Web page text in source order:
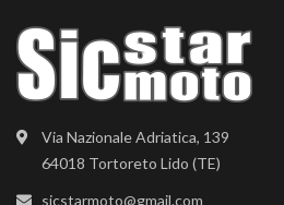
Via Nazionale Adriatica, 139
64018 Tortoreto Lido (TE)
sicstarmoto@gmail.com